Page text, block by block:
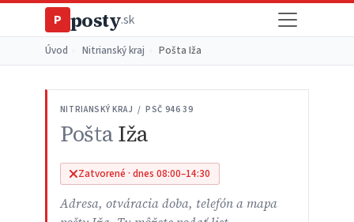
P posty.sk
Úvod Nitrianský kraj Pošta Iža
NITRIANSKÝ KRAJ / PSČ 946 39
PoštaIža
Zatvorené · dnes 08:00–14:30
Adresa, otváracia doba, telefón a mapa